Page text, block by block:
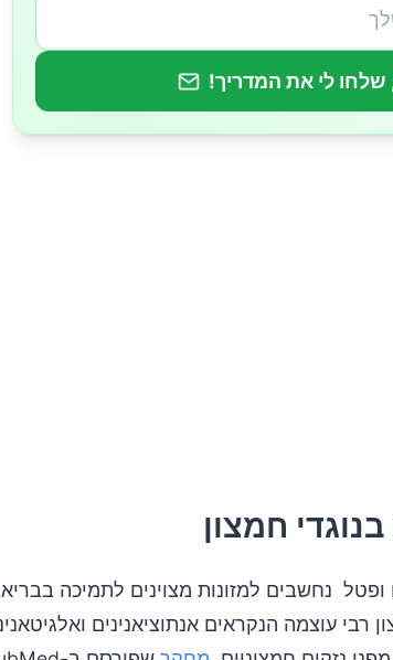
לבריאות הכליות
שלחו לי את המדריך!
חמצון
ופטל נחשבים למזונות מצוינים לתמיכה
רבי עוצמה הנקראים אנתוציאנינים